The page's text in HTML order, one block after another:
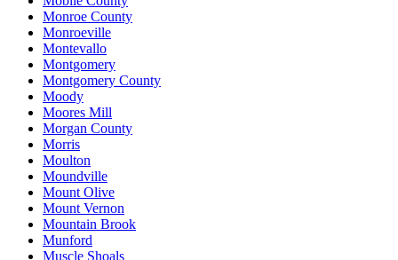
Monroe County
Monroeville
Montevallo
Montgomery
Montgomery County
Moody
Moores Mill
Morgan County
Morris
Moulton
Moundville
Mount Olive
Mount Vernon
Mountain Brook
Munford
Muscle Shoals